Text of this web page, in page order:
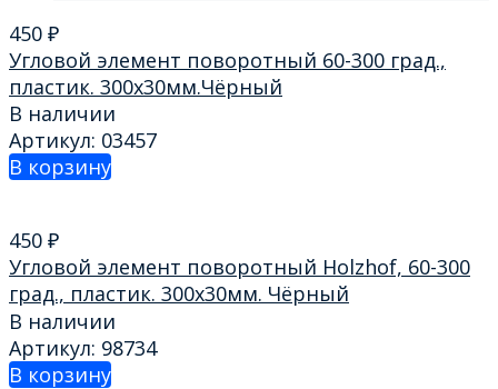
450 ₽
Угловой элемент поворотный 60-300 град.,
пластик. 300х30мм.Чёрный
В наличии
Артикул: 03457
В корзину
450 ₽
Угловой элемент поворотный Holzhof, 60-300
град., пластик. 300х30мм. Чёрный
В наличии
Артикул: 98734
В корзину